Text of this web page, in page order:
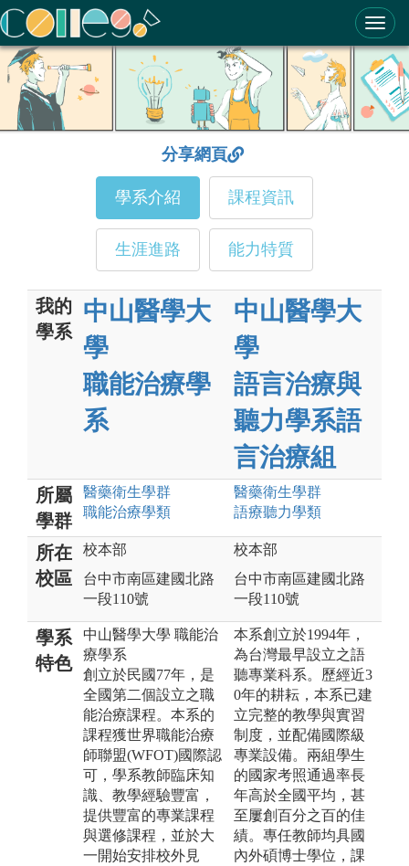
ColleGo! 大學選才與高中育才輔助系統
分享網頁
學系介紹 課程資訊
生涯進路 能力特質
我的
學系
中山醫學大
學
職能治療學
系
中山醫學大
學
語言治療與
聽力學系語
言治療組
所屬
學群
醫藥衛生學群
職能治療學類
醫藥衛生學群
語療聽力學類
所在
校區
校本部
台中市南區建國北路
一段110號
校本部
台中市南區建國北路
一段110號
學系
特色
中山醫學大學 職能治
療學系
創立於民國77年，是
全國第二個設立之職
能治療課程。本系的
課程獲世界職能治療
師聯盟(WFOT)國際認
可，學系教師臨床知
識、教學經驗豐富，
提供豐富的專業課程
與選修課程，並於大
一開始安排校外見
本系創立於1994年，
為台灣最早設立之語
聽專業科系。歷經近3
0年的耕耘，本系已建
立完整的教學與實習
制度，並配備國際級
專業設備。兩組學生
的國家考照通過率長
年高於全國平均，甚
至屢創百分之百的佳
績。專任教師均具國
內外碩博士學位，課